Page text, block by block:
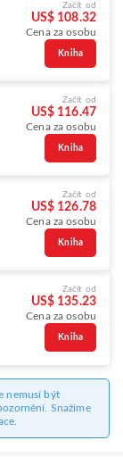
Začít od
US$ 108.32
Cena za osobu
Kniha
Začít od
US$ 116.47
Cena za osobu
Kniha
Začít od
US$ 126.78
Cena za osobu
Kniha
Začít od
US$ 135.23
Cena za osobu
Kniha
nemusí být
Snažíme